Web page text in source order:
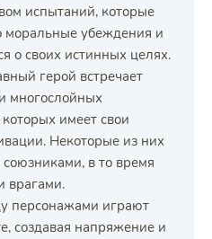
испытаний, которые
моральные убеждения и
о своих истинных целях.
герой встречает
многослойных
имеет свои
Некоторые из них
в то время
врагами.
персонажами играют
создавая напряжение и